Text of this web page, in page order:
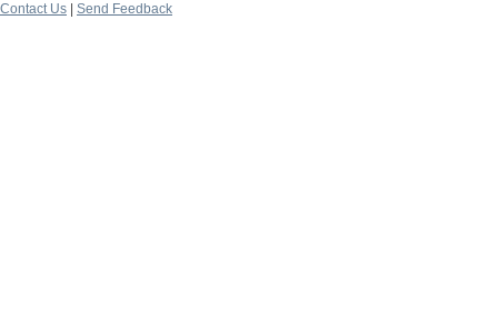
Contact Us
Send Feedback